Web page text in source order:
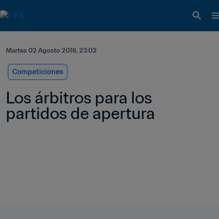
Martes 02 Agosto 2016, 23:02
Competiciones
Los árbitros para los
partidos de apertura